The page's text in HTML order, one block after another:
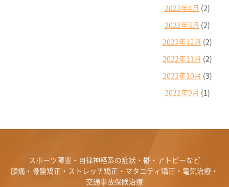
2023年4月 (2)
2023年3月 (2)
2022年12月 (2)
2022年11月 (2)
2022年10月 (3)
2022年9月 (1)
スポーツ障害・自律神経系の症状・鬱・アトピーなど
腰痛・骨盤矯正・ストレッチ矯正・マタニティ矯正・電気治療・
交通事故保険治療